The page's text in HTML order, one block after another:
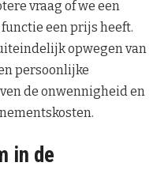
vraag of we een
een prijs heeft.
opwegen van
persoonlijke
de onwennigheid en
in de